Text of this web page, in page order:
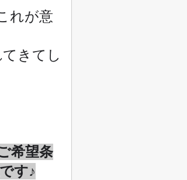
れが意
きてし
希望条
す♪